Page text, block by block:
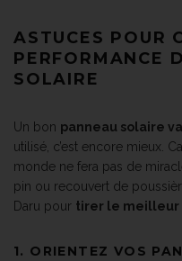
ASTUCES POUR
PERFORMANCE
SOLAIRE
Un bon panneau solaire
utilisé, c’est encore mieux.
monde ne fera pas de
pin ou recouvert de
Daru pour tirer le meilleur
1. ORIENTEZ VOS